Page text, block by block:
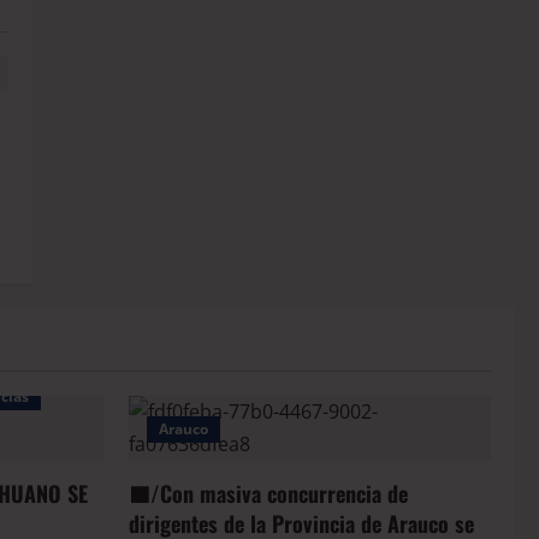
SE
Arauco
🟦/Con masiva concurrencia de
dirigentes de la Provincia de Arauco se